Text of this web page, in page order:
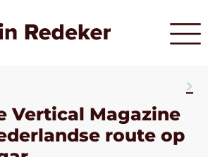
Vertical Magazine
route op